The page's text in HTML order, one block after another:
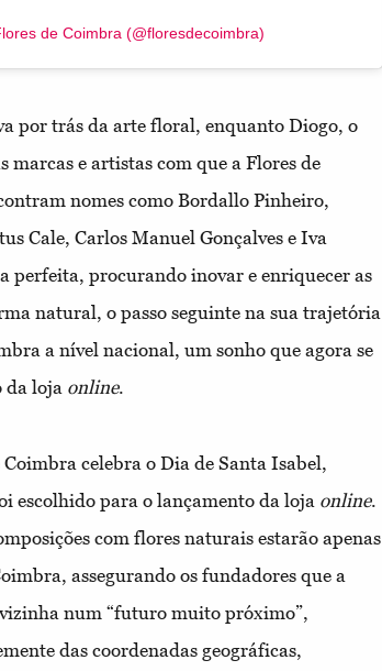
de Coimbra (@floresdecoimbra)
por trás da arte floral, enquanto Diogo, o
marcas e artistas com que a Flores de
nomes como Bordallo Pinheiro,
Cale, Carlos Manuel Gonçalves e Iva
perfeita, procurando inovar e enriquecer as
natural, o passo seguinte na sua trajetória
a nível nacional, um sonho que agora se
da loja online.
celebra o Dia de Santa Isabel,
escolhido para o lançamento da loja online.
com flores naturais estarão apenas
assegurando os fundadores que a
num “futuro muito próximo”,
das coordenadas geográficas,